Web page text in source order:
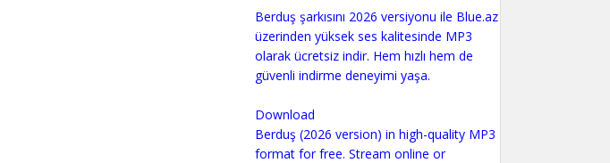
Berduş şarkısını 2026 versiyonu ile Blue.az
üzerinden yüksek ses kalitesinde MP3
olarak ücretsiz indir. Hem hızlı hem de
güvenli indirme deneyimi yaşa.
Download
Berduş (2026 version) in high-quality MP3
format for free. Stream online or